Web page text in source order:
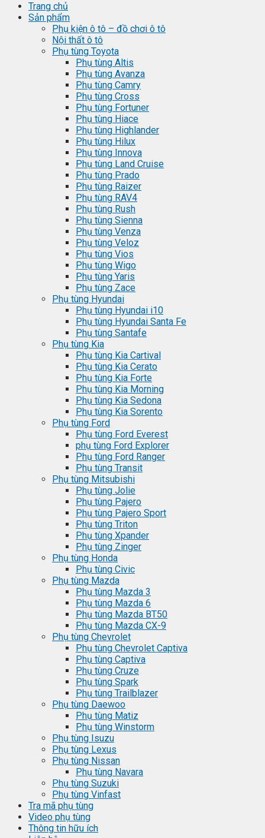
Trang chủ
Sản phẩm
Phụ kiện ô tô – đồ chơi ô tô
Nội thất ô tô
Phụ tùng Toyota
Phụ tùng Altis
Phụ tùng Avanza
Phụ tùng Camry
Phụ tùng Cross
Phụ tùng Fortuner
Phụ tùng Hiace
Phụ tùng Highlander
Phụ tùng Hilux
Phụ tùng Innova
Phụ tùng Land Cruise
Phụ tùng Prado
Phụ tùng Raizer
Phụ tùng RAV4
Phụ tùng Rush
Phụ tùng Sienna
Phụ tùng Venza
Phụ tùng Veloz
Phụ tùng Vios
Phụ tùng Wigo
Phụ tùng Yaris
Phụ tùng Zace
Phụ tùng Hyundai
Phụ tùng Hyundai i10
Phụ tùng Hyundai Santa Fe
Phụ tùng Santafe
Phụ tùng Kia
Phụ tùng Kia Cartival
Phụ tùng Kia Cerato
Phụ tùng Kia Forte
Phụ tùng Kia Morning
Phụ tùng Kia Sedona
Phụ tùng Kia Sorento
Phụ tùng Ford
Phụ tùng Ford Everest
phụ tùng Ford Explorer
Phụ tùng Ford Ranger
Phụ tùng Transit
Phụ tùng Mitsubishi
Phụ tùng Jolie
Phụ tùng Pajero
Phụ tùng Pajero Sport
Phụ tùng Triton
Phụ tùng Xpander
Phụ tùng Zinger
Phụ tùng Honda
Phụ tùng Civic
Phụ tùng Mazda
Phụ tùng Mazda 3
Phụ tùng Mazda 6
Phụ tùng Mazda BT50
Phụ tùng Mazda CX-9
Phụ tùng Chevrolet
Phụ tùng Chevrolet Captiva
Phụ tùng Captiva
Phụ tùng Cruze
Phụ tùng Spark
Phụ tùng Trailblazer
Phụ tùng Daewoo
Phụ tùng Matiz
Phụ tùng Winstorm
Phụ tùng Isuzu
Phụ tùng Lexus
Phụ tùng Nissan
Phụ tùng Navara
Phụ tùng Suzuki
Phụ tùng Vinfast
Tra mã phụ tùng
Video phụ tùng
Thông tin hữu ích